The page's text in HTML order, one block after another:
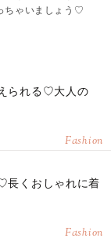
ちゃいましょう♡
られる♡大人の
Fashion
長くおしゃれに着
Fashion